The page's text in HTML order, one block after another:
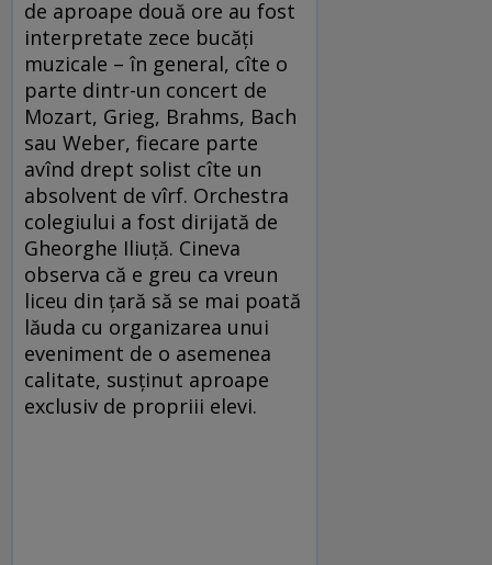
de aproape două ore au fost
interpretate zece bucăți
muzicale – în general, cîte o
parte dintr-un concert de
Mozart, Grieg, Brahms, Bach
sau Weber, fiecare parte
avînd drept solist cîte un
absolvent de vîrf. Orchestra
colegiului a fost dirijată de
Gheorghe Iliuță. Cineva
observa că e greu ca vreun
liceu din țară să se mai poată
lăuda cu organizarea unui
eveniment de o asemenea
calitate, susținut aproape
exclusiv de propriii elevi.